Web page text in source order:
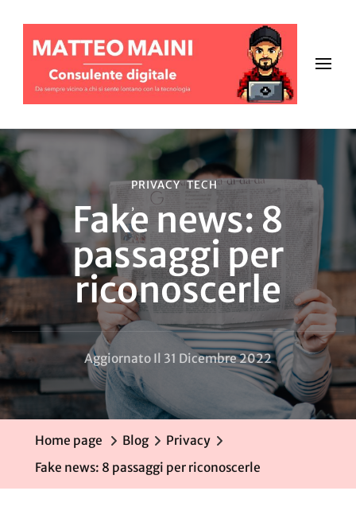
PRIVACY TECH
Fake news: 8
passaggi per
riconoscerle
Aggiornato Il 31 Dicembre 2022
Home page Blog
Privacy
Fake news: 8 passaggi per riconoscerle